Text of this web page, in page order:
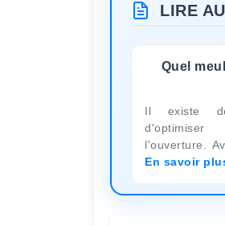
LIRE
Quel
Il existe
l'ouverture.
En savoir